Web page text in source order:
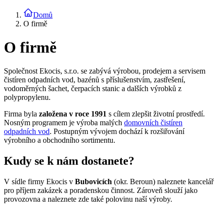
Domů
O firmě
O firmě
Společnost Ekocis, s.r.o. se zabývá výrobou, prodejem a servisem
čistíren odpadních vod, bazénů s příslušenstvím, zastřešení,
vodoměrných šachet, čerpacích stanic a dalších výrobků z
polypropylenu.
Firma byla založena v roce 1991 s cílem zlepšit životní prostředí.
Nosným programem je výroba malých domovních čistíren
odpadních vod. Postupným vývojem dochází k rozšiřování
výrobního a obchodního sortimentu.
Kudy se k nám dostanete?
V sídle firmy Ekocis v Bubovicích (okr. Beroun) naleznete kancelář
pro příjem zakázek a poradenskou činnost. Zároveň slouží jako
provozovna a naleznete zde také polovinu naší výroby.